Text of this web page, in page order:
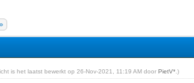
is het laatst bewerkt op 26-Nov-2021, 11:19 AM doorPietV* .)